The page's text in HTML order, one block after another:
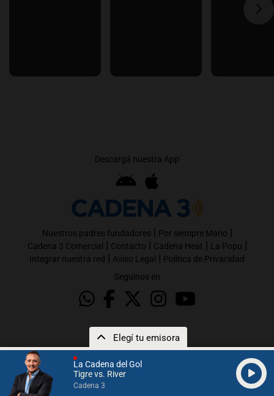
La Cadena del Gol
Tigre vs. River
Cadena 3
Elegí tu emisora
Descargá nuestra App
Nuestros padres fundadores | Por siempre Mario |
Cadena 3 Comercial | Contacto | Cadena Heat | La Popu |
Integrar nuestra red | Aviso Legal | Política de Privacidad
Seguinos en